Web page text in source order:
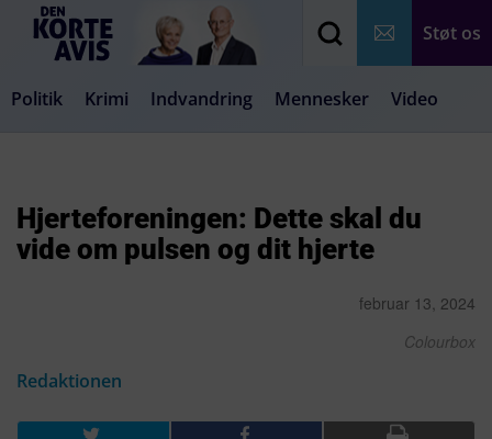
Støt os
Politik Krimi Indvandring Mennesker Video
Hjerteforeningen: Dette skal du
vide om pulsen og dit hjerte
februar 13, 2024
Colourbox
Redaktionen